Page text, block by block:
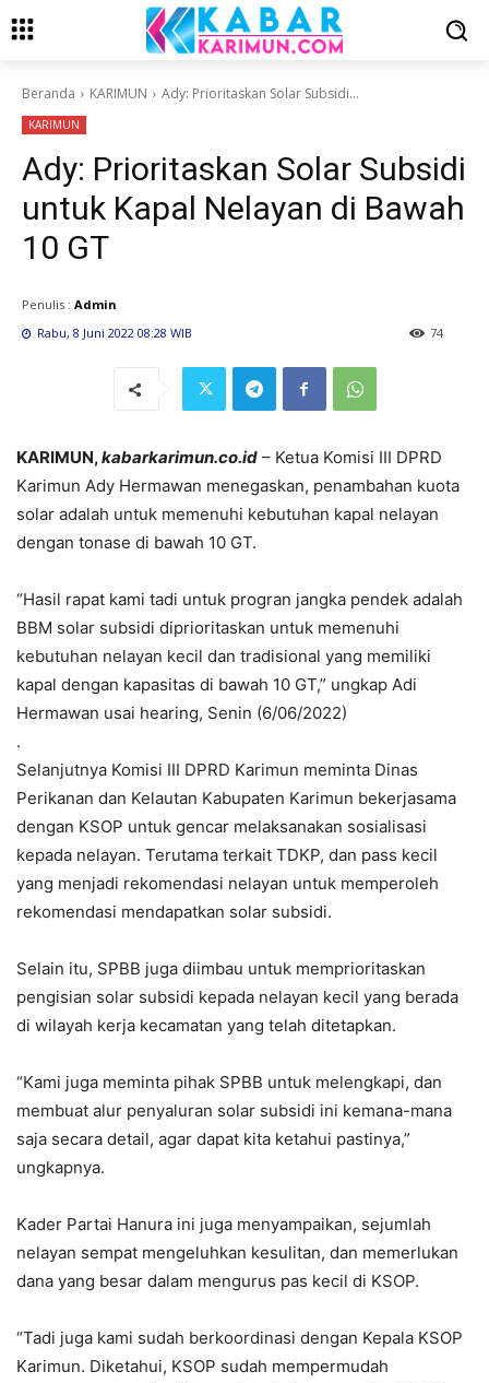
Beranda KARIMUN Ady: Prioritaskan Solar Subsidi...
KARIMUN
Ady: Prioritaskan Solar Subsidi
untuk Kapal Nelayan di Bawah
10 GT
Penulis : Admin
Rabu, 8 Juni 2022 08:28 WIB
74
KARIMUN,kabarkarimun.co.id – Ketua Komisi III DPRD
Karimun Ady Hermawan menegaskan, penambahan kuota
solar adalah untuk memenuhi kebutuhan kapal nelayan
dengan tonase di bawah 10 GT.
“Hasil rapat kami tadi untuk progran jangka pendek adalah
BBM solar subsidi diprioritaskan untuk memenuhi
kebutuhan nelayan kecil dan tradisional yang memiliki
kapal dengan kapasitas di bawah 10 GT,” ungkap Adi
Hermawan usai hearing, Senin (6/06/2022)
.
Selanjutnya Komisi III DPRD Karimun meminta Dinas
Perikanan dan Kelautan Kabupaten Karimun bekerjasama
dengan KSOP untuk gencar melaksanakan sosialisasi
kepada nelayan. Terutama terkait TDKP, dan pass kecil
yang menjadi rekomendasi nelayan untuk memperoleh
rekomendasi mendapatkan solar subsidi.
Selain itu, SPBB juga diimbau untuk memprioritaskan
pengisian solar subsidi kepada nelayan kecil yang berada
di wilayah kerja kecamatan yang telah ditetapkan.
“Kami juga meminta pihak SPBB untuk melengkapi, dan
membuat alur penyaluran solar subsidi ini kemana-mana
saja secara detail, agar dapat kita ketahui pastinya,”
ungkapnya.
Kader Partai Hanura ini juga menyampaikan, sejumlah
nelayan sempat mengeluhkan kesulitan, dan memerlukan
dana yang besar dalam mengurus pas kecil di KSOP.
“Tadi juga kami sudah berkoordinasi dengan Kepala KSOP
Karimun. Diketahui, KSOP sudah mempermudah